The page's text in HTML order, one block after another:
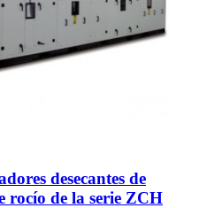
desecantes de
rocío de la serie ZCH